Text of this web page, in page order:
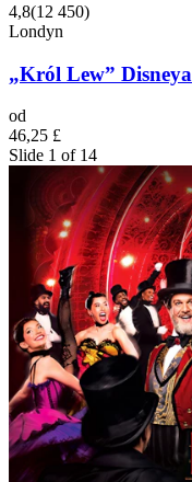
4,8(12 450)
Londyn
„Król Lew” Disneya
od
46,25 £
Slide 1 of 14